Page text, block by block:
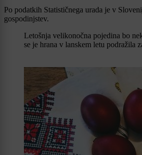
Po podatkih Statističnega urada je v
gospodinjstev.
Letošnja velikonočna pojedina bo
se je hrana v lanskem letu podražila